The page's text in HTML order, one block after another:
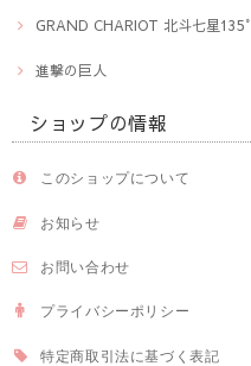
GRAND CHARIOT 北斗七星135°
進撃の巨人
ショップの情報
このショップについて
お知らせ
お問い合わせ
プライバシーポリシー
特定商取引法に基づく表記